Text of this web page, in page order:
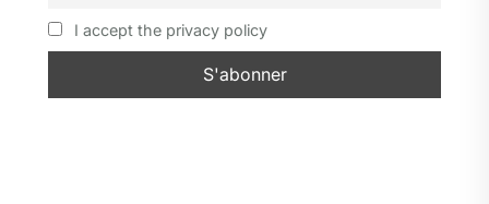
I accept the privacy policy